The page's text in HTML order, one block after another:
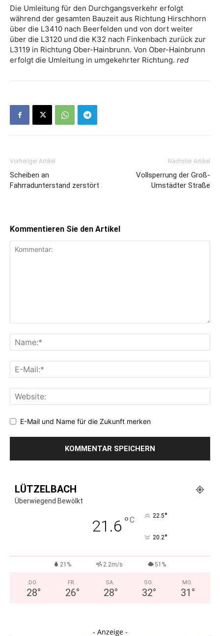
Die Umleitung für den Durchgangsverkehr erfolgt
während der gesamten Bauzeit aus Richtung Hirschhorn
über die L3410 nach Beerfelden und von dort weiter
über die L3120 und die K32 nach Finkenbach zurück zur
L3119 in Richtung Ober-Hainbrunn. Von Ober-Hainbrunn
erfolgt die Umleitung in umgekehrter Richtung. red
Vorheriger Artikel
Scheiben an
Fahrradunterstand zerstört
Nächster Artikel
Vollsperrung der Groß-
Umstädter Straße
Kommentieren Sie den Artikel
E-Mail und Name für die Zukunft merken
LÜTZELBACH
Überwiegend Bewölkt
21.6 °C 22.5°
20.2°
21% 2.2m/s 51%
DO.
28°
FR.
26°
SA.
28°
SO.
32°
MO.
31 °
- Anzeige -